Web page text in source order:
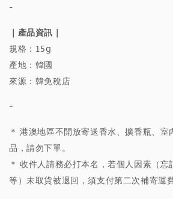
-
｜產品資訊｜
規格：15g
產地：韓國
來源：韓免稅店
-
＊ 港澳地區不開放寄送香水、擴香瓶、
品，請勿下單。
＊ 收件人請務必打本名，若個人因素（
等）未取貨被退回，須支付第二次補寄運